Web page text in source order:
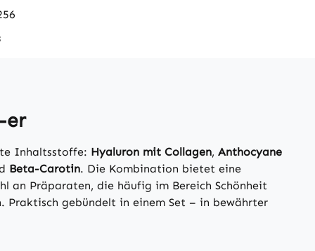
er
Inhaltsstoffe: Hyaluron mit Collagen, Anthocyane
Beta-Carotin. Die Kombination bietet eine
an Präparaten, die häufig im Bereich Schönheit
Praktisch gebündelt in einem Set – in bewährter